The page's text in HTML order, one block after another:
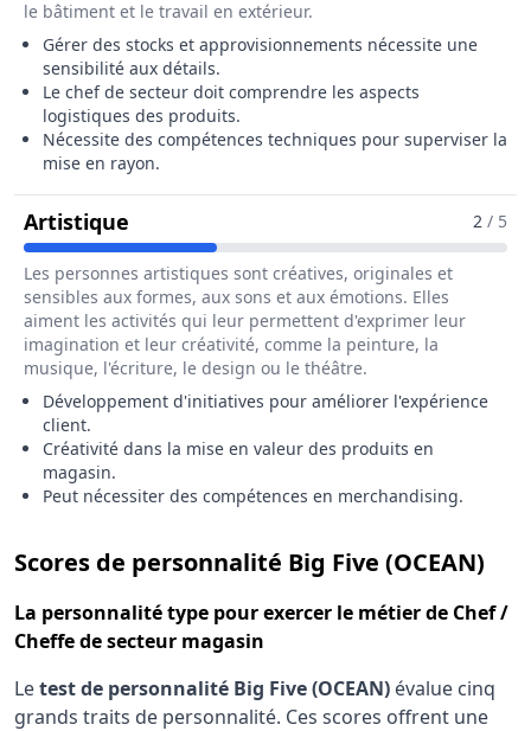
le bâtiment et le travail en extérieur.
Gérer des stocks et approvisionnements nécessite une
sensibilité aux détails.
Le chef de secteur doit comprendre les aspects
logistiques des produits.
Nécessite des compétences techniques pour superviser la
mise en rayon.
Artistique Pour Le Métier De Chef / Cheffe De
2 / 5
Les personnes artistiques sont créatives, originales et
sensibles aux formes, aux sons et aux émotions. Elles
aiment les activités qui leur permettent d'exprimer leur
imagination et leur créativité, comme la peinture, la
musique, l'écriture, le design ou le théâtre.
Développement d'initiatives pour améliorer l'expérience
client.
Créativité dans la mise en valeur des produits en
magasin.
Peut nécessiter des compétences en merchandising.
Scores de personnalité Big Five (OCEAN)
La personnalité type pour exercer le métier de Chef /
Cheffe de secteur magasin
Letest de personnalité Big Five (OCEAN) évalue cinq
grands traits de personnalité. Ces scores offrent une